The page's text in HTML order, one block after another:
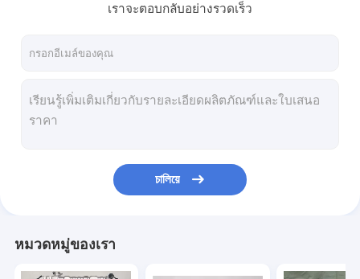
เราจะตอบกลับอย่างรวดเร็ว
চালিয়ে
หมวดหมู่ของเรา